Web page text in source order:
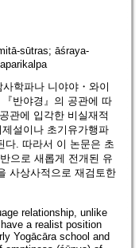
sūtras; āśraya-
학파나 니야야・와이
반야경』의 공관에 따
관에 입각한 비실재적
설이나 초기유가행파
다. 따라서 이 논문은 초
으로 새롭게 전개된 유
사상사적으로 재검토한
relationship, unlike
a realist position
Yogācāra school and